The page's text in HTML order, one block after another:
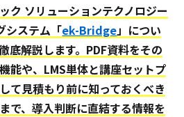
ク ソリューションテクノロジー
システム「ek-Bridge」につい
底解説します。PDF資料をその
能や、LMS単体と講座セットプ
て見積もり前に知っておくべき
で、導入判断に直結する情報を